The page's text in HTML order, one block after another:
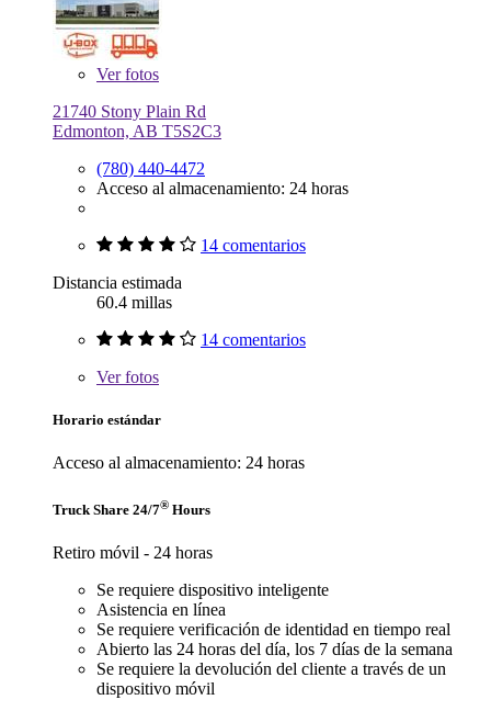
Verfotos
21740 Stony Plain Rd
Edmonton, AB T5S2C3
(780) 440-4472
Acceso al almacenamiento: 24 horas
14 comentarios
Distancia estimada
60.4 millas
14 comentarios
Verfotos
Horario estándar
Acceso al almacenamiento: 24 horas
Truck Share 24/7® Hours
Retiro móvil - 24 horas
Se requiere dispositivo inteligente
Asistencia en línea
Se requiere verificación de identidad en tiempo real
Abierto las 24 horas del día, los 7 días de la semana
Se requiere la devolución del cliente a través de un
dispositivo móvil